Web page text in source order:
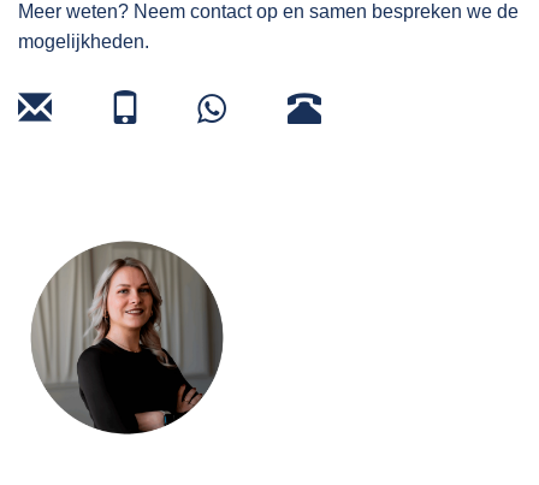
Meer weten? Neem contact op en samen bespreken we de
mogelijkheden.